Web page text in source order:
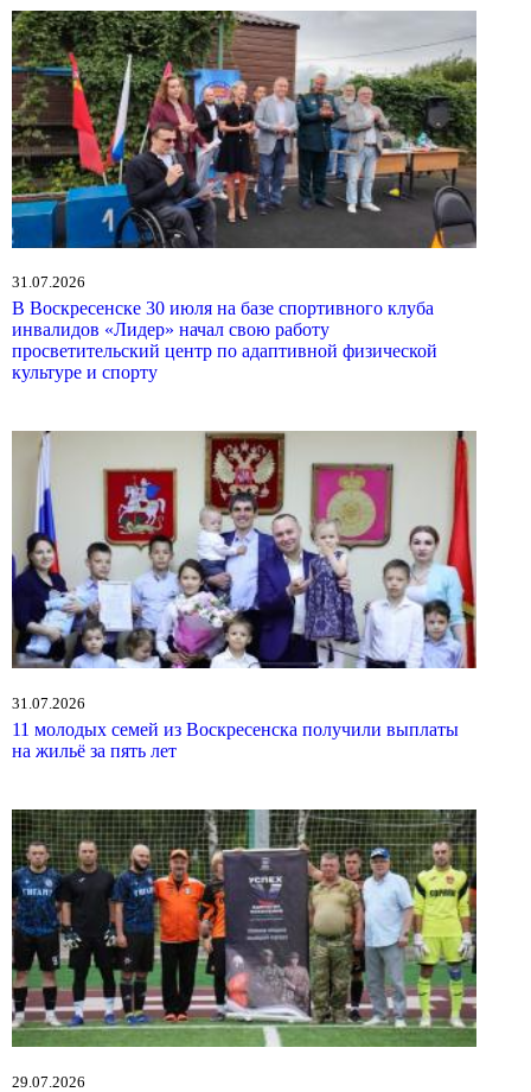
31.07.2026
В Воскресенске 30 июля на базе спортивного клуба
инвалидов «Лидер» начал свою работу
просветительский центр по адаптивной физической
культуре и спорту
31.07.2026
11 молодых семей из Воскресенска получили выплаты
на жильё за пять лет
29.07.2026